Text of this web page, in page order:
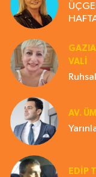
VALİ
AV.
EDIP